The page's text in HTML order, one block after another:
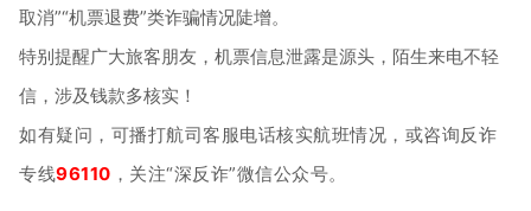
取消”“机票退费”类诈骗情况陡增。
特别提醒广大旅客朋友，机票信息泄露是源头，陌生来电不轻
信，涉及钱款多核实！
如有疑问，可播打航司客服电话核实航班情况，或咨询反诈
专线96110 ，关注“深反诈”微信公众号。